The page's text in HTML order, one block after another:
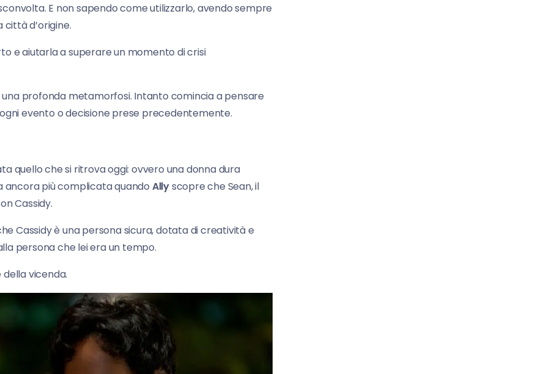
E non sapendo come utilizzarlo, avendo sempre
d’origine.
e aiutarla a superare un momento di crisi
una profonda metamorfosi. Intanto comincia a pensare
evento o decisione prese precedentemente.
quello che si ritrova oggi: ovvero una donna dura
ancora più complicata quando Allyscopre che Sean, il
Cassidy.
Cassidy è una persona sicura, dotata di creatività e
persona che lei era un tempo.
vicenda.